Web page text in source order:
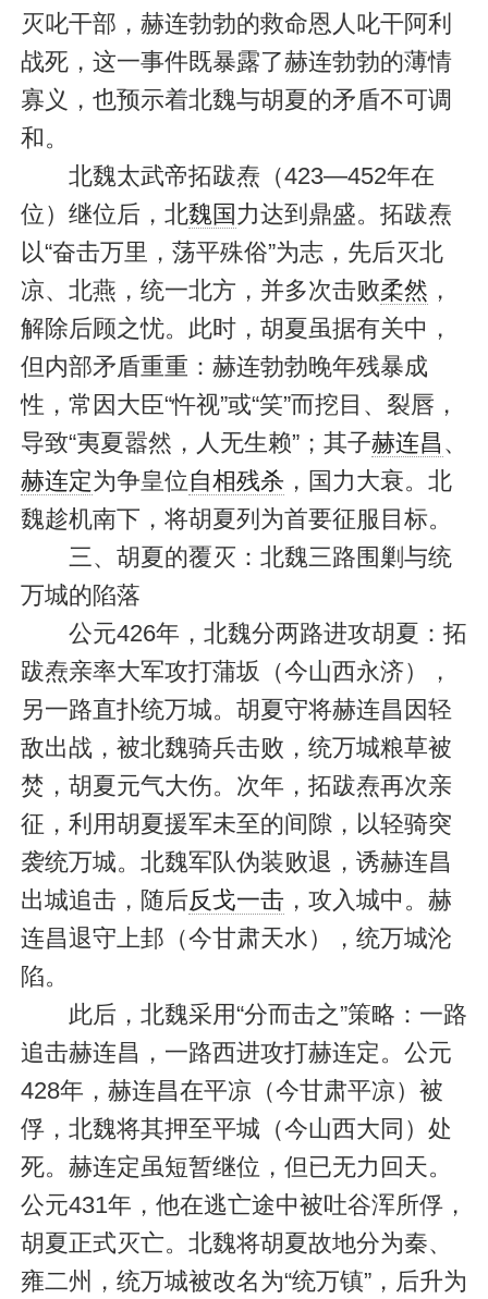
灭叱干部，赫连勃勃的救命恩人叱干阿利
战死，这一事件既暴露了赫连勃勃的薄情
寡义，也预示着北魏与胡夏的矛盾不可调
和。
北魏太武帝拓跋焘（423—452年在
位）继位后，北魏国 力达到鼎盛。拓跋焘
以“奋击万里，荡平殊俗”为志，先后灭北
凉、北燕，统一北方，并多次击败柔然 ，
解除后顾之忧。此时，胡夏虽据有关中，
但内部矛盾重重：赫连勃勃晚年残暴成
性，常因大臣“忤视”或“笑”而挖目、裂唇，
导致“夷夏嚣然，人无生赖”；其子赫连昌 、
赫连定为争皇位 自相残杀 ，国力大衰。北
魏趁机南下，将胡夏列为首要征服目标。
三、胡夏的覆灭：北魏三路围剿与统
万城的陷落
公元426年，北魏分两路进攻胡夏：拓
跋焘亲率大军攻打蒲坂（今山西永济），
另一路直扑统万城。胡夏守将赫连昌因轻
敌出战，被北魏骑兵击败，统万城粮草被
焚，胡夏元气大伤。次年，拓跋焘再次亲
征，利用胡夏援军未至的间隙，以轻骑突
袭统万城。北魏军队伪装败退，诱赫连昌
出城追击，随后反戈一击 ，攻入城中。赫
连昌退守上邽（今甘肃天水），统万城沦
陷。
此后，北魏采用“分而击之”策略：一路
追击赫连昌，一路西进攻打赫连定。公元
428年，赫连昌在平凉（今甘肃平凉）被
俘，北魏将其押至平城（今山西大同）处
死。赫连定虽短暂继位，但已无力回天。
公元431年，他在逃亡途中被吐谷浑所俘，
胡夏正式灭亡。北魏将胡夏故地分为秦、
雍二州，统万城被改名为“统万镇”，后升为